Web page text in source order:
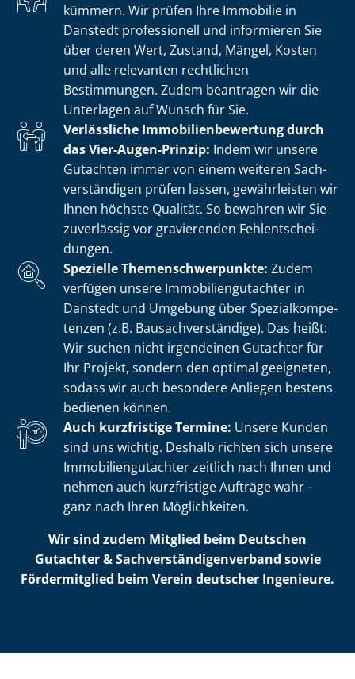
kümmern. Wir prüfen Ihre Immobilie in
Danstedt professionell und informieren Sie
über deren Wert, Zustand, Mängel, Kosten
und alle relevanten rechtlichen
Bestimmungen. Zudem beantragen wir die
Unterlagen auf Wunsch für Sie.
Verlässliche Im­mo­bi­li­en­be­wer­tung durch
das Vier-Augen-Prinzip: Indem wir unsere
Gutachten immer von einem weiteren Sach­
ver­stän­di­gen prüfen lassen, gewährleisten wir
Ihnen höchste Qualität. So bewahren wir Sie
zuverlässig vor gravierenden Fehl­ent­schei­
dun­gen.
Spezielle The­men­schwer­punk­te: Zudem
verfügen unsere Im­mo­bi­li­en­gut­ach­ter in
Danstedt und Umgebung über Spe­zi­al­kom­pe­
ten­zen (z.B. Bau­sach­ver­stän­di­ge). Das heißt:
Wir suchen nicht irgendeinen Gutachter für
Ihr Projekt, sondern den optimal geeigneten,
sodass wir auch besondere Anliegen bestens
bedienen können.
Auch kurzfristige Termine: Unsere Kunden
sind uns wichtig. Deshalb richten sich unsere
Im­mo­bi­li­en­gut­ach­ter zeitlich nach Ihnen und
nehmen auch kurzfristige Aufträge wahr –
ganz nach Ihren Möglichkeiten.
Wir sind zudem Mitglied beim Deutschen
Gutachter & Sach­ver­stän­di­gen­ver­band sowie
Fördermitglied beim Verein deutscher Ingenieure.